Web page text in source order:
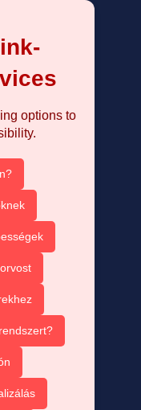
options to